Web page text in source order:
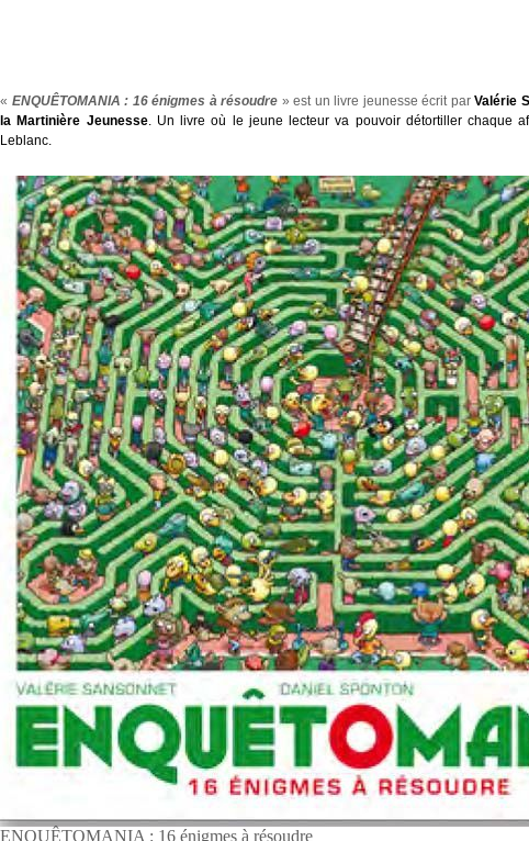
« ENQUÊTOMANIA : 16 énigmes à résoudre » est un livre jeunesse écrit parValérie
la Martinière Jeunesse. Un livre où le jeune lecteur va pouvoir détortiller chaque
Leblanc.
ENQUÊTOMANIA : 16 énigmes à résoudre